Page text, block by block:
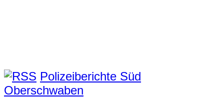
Polizeiberichte Süd
Oberschwaben